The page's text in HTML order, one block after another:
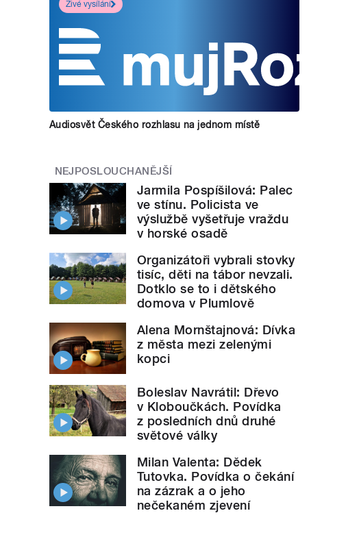
Živé vysílání
Audiosvět Českého rozhlasu na jednom místě
NEJPOSLOUCHANĚJŠÍ
Jarmila Pospíšilová: Palec
ve stínu. Policista ve
výslužbě vyšetřuje vraždu
v horské osadě
Organizátoři vybrali stovky
tisíc, děti na tábor nevzali.
Dotklo se to i dětského
domova v Plumlově
Alena Mornštajnová: Dívka
z města mezi zelenými
kopci
Boleslav Navrátil: Dřevo
v Kloboučkách. Povídka
z posledních dnů druhé
světové války
Milan Valenta: Dědek
Tutovka. Povídka o čekání
na zázrak a o jeho
nečekaném zjevení